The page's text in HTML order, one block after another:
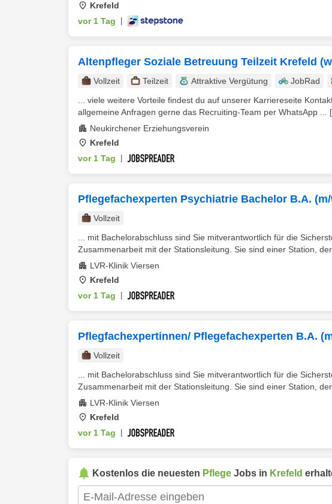
Krefeld
vor 1 Tag
Altenpfleger Soziale Betreuung Teilzeit Krefeld
Vollzeit Teilzeit Attraktive Vergütung JobRad
... viele weitere Vorteile findest du auf unserer Karriereseite
allgemeine Anfragen gerne das Recruiting-Team per WhatsApp ...
[
Neukirchener Erziehungsverein
Krefeld
vor 1 Tag
Pflegefachexperten Psychiatrie Bachelor B.A.
Vollzeit
... mit Bachelorabschluss sind Sie mitverantwortlich für die
Zusammenarbeit mit der Stationsleitung. Sie sind einer Station, der
LVR-Klinik Viersen
Krefeld
vor 1 Tag
Pflegfachexpertinnen/ Pflegefachexperten B.A.
Vollzeit
... mit Bachelorabschluss sind Sie mitverantwortlich für die
Zusammenarbeit mit der Stationsleitung. Sie sind einer Station, der
LVR-Klinik Viersen
Krefeld
vor 1 Tag
Kostenlos die neuesten Pflege Jobs in Krefeld